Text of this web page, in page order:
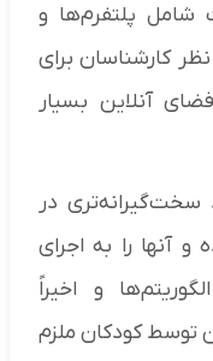
شامل پلتفرم‌ها و
کارشناسان برای
آنلاین بسیار
سخت‌گیرانه‌تری در
و آنها را به اجرای
و اخیراً
توسط کودکان ملزم